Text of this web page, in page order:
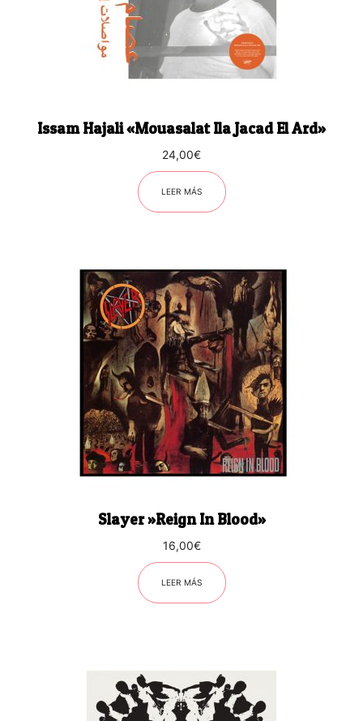
Issam Hajali «Mouasalat Ila Jacad El Ard»
24,00€
LEER MÁS
Slayer ‎»Reign In Blood»
16,00€
LEER MÁS